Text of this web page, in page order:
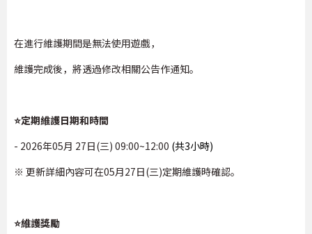
在進行維護期間是無法使用遊戲，
維護完成後，將透過修改相關公告作通知。
⭐定期維護日期和時間
- 2026年05月 27日(三) 09:00~12:00 (共3小時)
※ 更新詳細內容可在05月27日(三)定期維護時確認。
⭐維護獎勵